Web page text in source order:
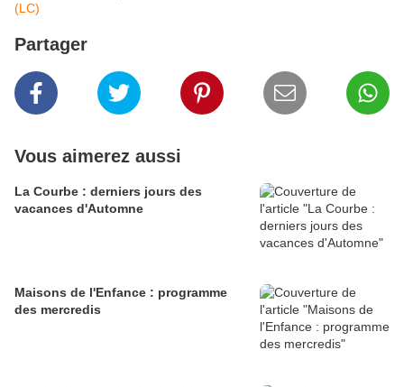
(LC)
Partager
Vous aimerez aussi
La Courbe : derniers jours des
vacances d'Automne
Maisons de l'Enfance : programme
des mercredis